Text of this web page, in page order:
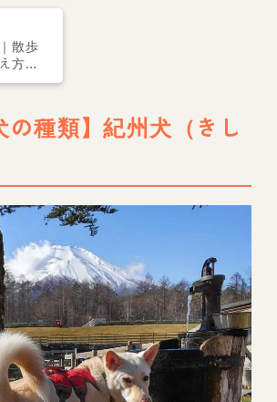
散歩
方を
ーが
の種類】紀州犬（きし